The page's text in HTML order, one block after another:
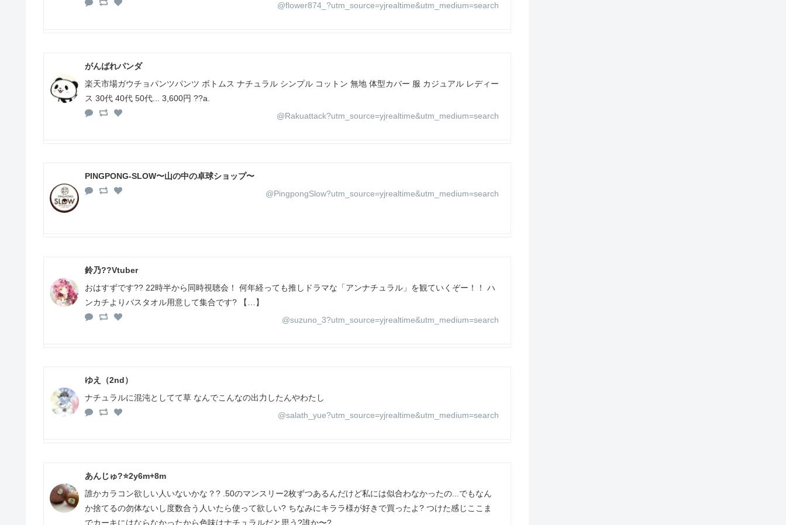
@flower874_?utm_source=yjrealtime&utm_medium=search
がんばれパンダ
楽天市場ガウチョパンツパンツ ボトムス ナチュラル シンプル コットン 無地 体型カバー 服 カジュアル レディー
ス 30代 40代 50代... 3,600円 ??a.
@Rakuattack?utm_source=yjrealtime&utm_medium=search
PINGPONG-SLOW〜山の中の卓球ショップ〜
@PingpongSlow?utm_source=yjrealtime&utm_medium=search
鈴乃??Vtuber
おはすずです?? 22時半から同時視聴会！ 何年経っても推しドラマな「アンナチュラル」を観ていくぞー！！ ハ
ンカチよりバスタオル用意して集合です? 【…】
@suzuno_3?utm_source=yjrealtime&utm_medium=search
ゆえ（2nd）
ナチュラルに混沌としてて草 なんでこんなの出力したんやわたし
@salath_yue?utm_source=yjrealtime&utm_medium=search
あんじゅ?⭐️2y6m+8m
誰かカラコン欲しい人いないかな？? .50のマンスリー2枚ずつあるんだけど私には似合わなかったの...でもなん
か捨てるの勿体ないし度数合う人いたら使って欲しい? ちなみにキララ様が好きで買ったよ? つけた感じここま
でカーキにはならなかったから色味はナチュラルだと思う?誰か〜?